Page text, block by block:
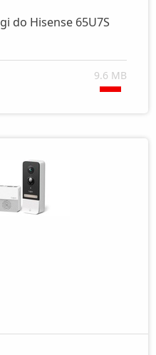
do Hisense 65U7S
9.6 MB